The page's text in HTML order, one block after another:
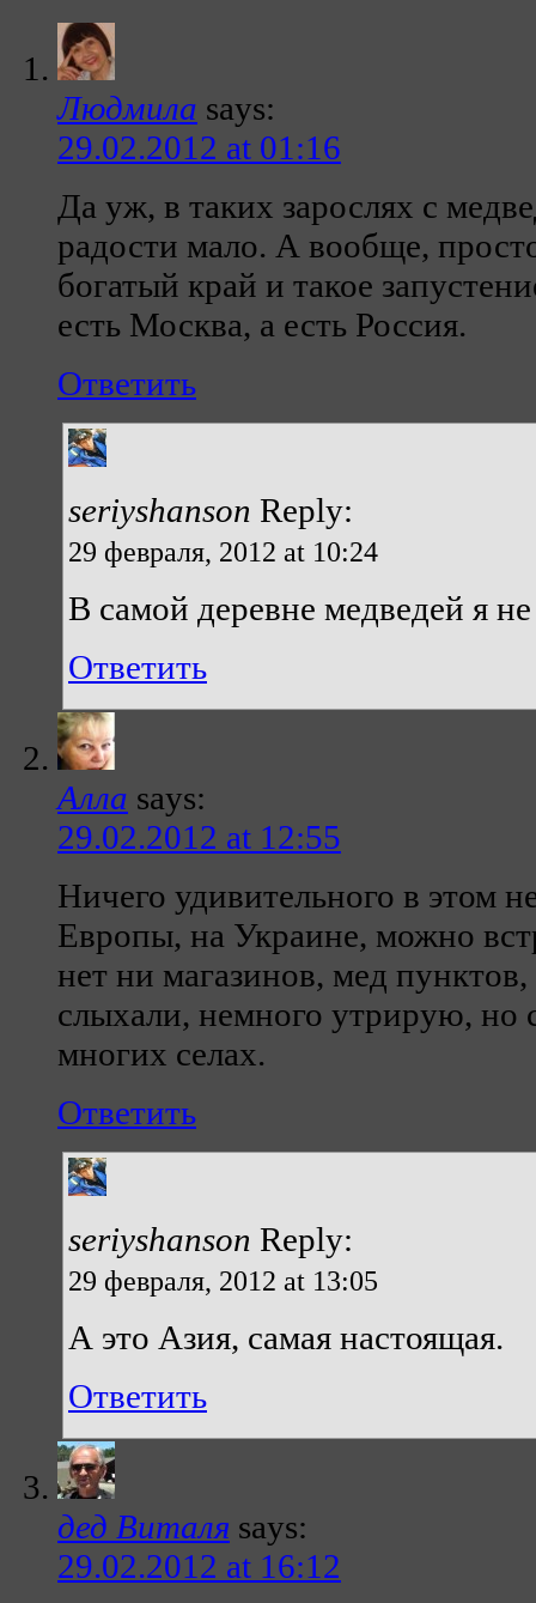
Людмила says:
29.02.2012 at 01:16
Да уж, в таких зарослях с
радости мало. А вообще,
богатый край и такое
есть Москва, а есть Россия.
Ответить
seriyshanson Reply:
29 февраля, 2012 at 10:24
В самой деревне медведей я
Ответить
Алла says:
29.02.2012 at 12:55
Ничего удивительного в этом
Европы, на Украине, можно
нет ни магазинов, мед
слыхали, немного утрирую, но
многих селах.
Ответить
seriyshanson Reply:
29 февраля, 2012 at 13:05
А это Азия, самая настоящая.
Ответить
дед Виталя says:
29.02.2012 at 16:12